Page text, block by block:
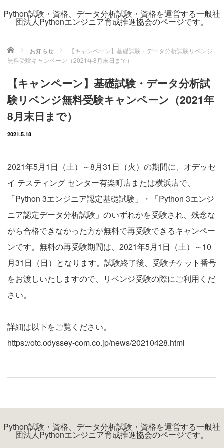
Python試験・資格、データ分析試験・資格を運営する一般社
団法人Pythonエンジニア育成推進協会のページです。
ホーム お知らせ
【キャンペーン】基礎試験・データ分析試験リベンジ
無料受験キャンペーン（2021年8月末日まで）
【キャンペーン】基礎試験・データ分析試
験リベンジ無料受験キャンペーン（2021年
8月末日まで）
2021.5.18
2021年5月1日（土）～8月31日（火）の期間に、オデッセ
イ テスティング センター有楽町店または横浜店で、
「Python 3エンジニア認定基礎試験」・「Python 3エンジ
ニア認定データ分析試験」のいずれかを受験され、残念な
がら合格できなかった方が無料で再受験できるキャンペー
ンです。無料の再受験期間は、2021年5月1日（土）～10
月31日（日）となります。試験終了後、受験チケット番号
をお渡しいたしますので、リベンジ受験の際にご利用くだ
さい。
詳細は以下をご覧ください。
https://otc.odyssey-com.co.jp/news/20210428.html
Python試験・資格、データ分析試験・資格を運営する一般社
団法人Pythonエンジニア育成推進協会のページです。